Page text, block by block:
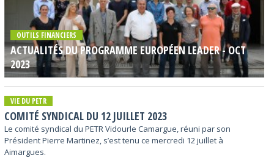
OUTILS FINANCIERS
ACTUALITÉS DU PROGRAMME EUROPÉEN LEADER - OCT
2023
VIE DU PETR
COMITÉ SYNDICAL DU 12 JUILLET 2023
Le comité syndical du PETR Vidourle Camargue, réuni par son
Président Pierre Martinez, s’est tenu ce mercredi 12 juillet à
Aimargues.